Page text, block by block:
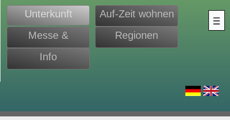
Unterkunft
Auf-Zeit wohnen
Messe &
Monteure
Regionen
Info